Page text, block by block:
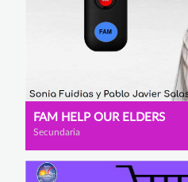
FAM HELP OUR ELDERS
Secundaria